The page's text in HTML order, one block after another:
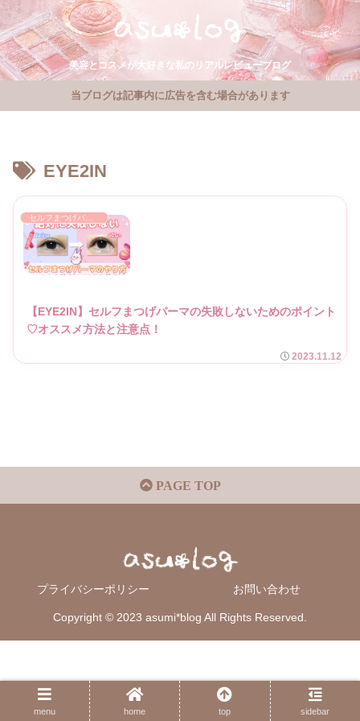
美容とコスメが大好きな私のリアルレビューブログ
当ブログは記事内に広告を含む場合があります
EYE2IN
【EYE2IN】セルフまつげパーマの失敗しないためのポイント
♡オススメ方法と注意点！
2023.11.12
PAGE TOP
プライバシーポリシー お問い合わせ
Copyright © 2023 asumi*blog All Rights Reserved.
menu home top sidebar